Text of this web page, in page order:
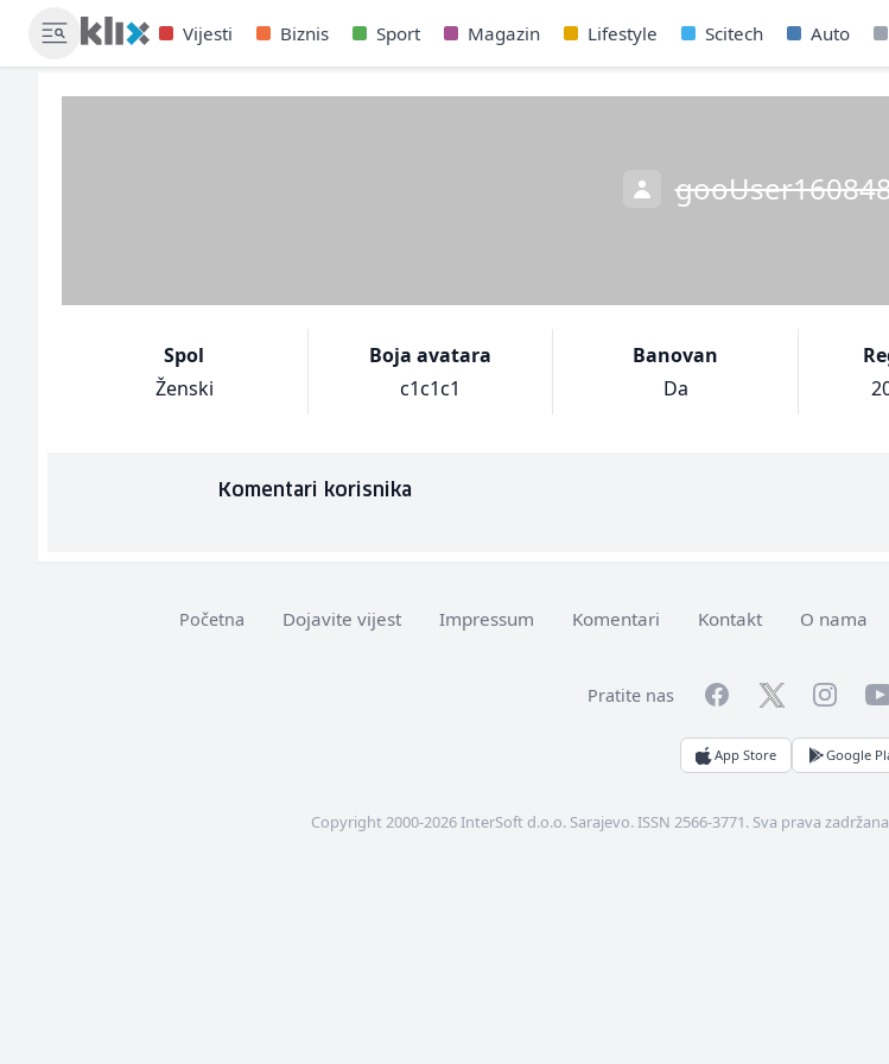
Vijesti Biznis Sport Magazin Lifestyle Scitech Auto
Spol
Ženski
Boja avatara
c1c1c1
Banovan
Da
Komentari korisnika
Početna Dojavite vijest Impressum Komentari Kontakt O nama
Pratite nas FacebookTwitter
App Store Google
Copyright 2000-2026 InterSoft d.o.o. Sarajevo. ISSN 2566-3771. Sva prava